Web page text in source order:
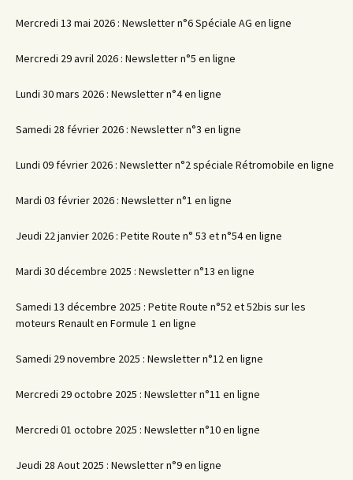
Mercredi 13 mai 2026 : Newsletter n°6 Spéciale AG en ligne
Mercredi 29 avril 2026 : Newsletter n°5 en ligne
Lundi 30 mars 2026 : Newsletter n°4 en ligne
Samedi 28 février 2026 : Newsletter n°3 en ligne
Lundi 09 février 2026 : Newsletter n°2 spéciale Rétromobile en ligne
Mardi 03 février 2026 : Newsletter n°1 en ligne
Jeudi 22 janvier 2026 : Petite Route n° 53 et n°54 en ligne
Mardi 30 décembre 2025 : Newsletter n°13 en ligne
Samedi 13 décembre 2025 : Petite Route n°52 et 52bis sur les
moteurs Renault en Formule 1 en ligne
Samedi 29 novembre 2025 : Newsletter n°12 en ligne
Mercredi 29 octobre 2025 : Newsletter n°11 en ligne
Mercredi 01 octobre 2025 : Newsletter n°10 en ligne
Jeudi 28 Aout 2025 : Newsletter n°9 en ligne